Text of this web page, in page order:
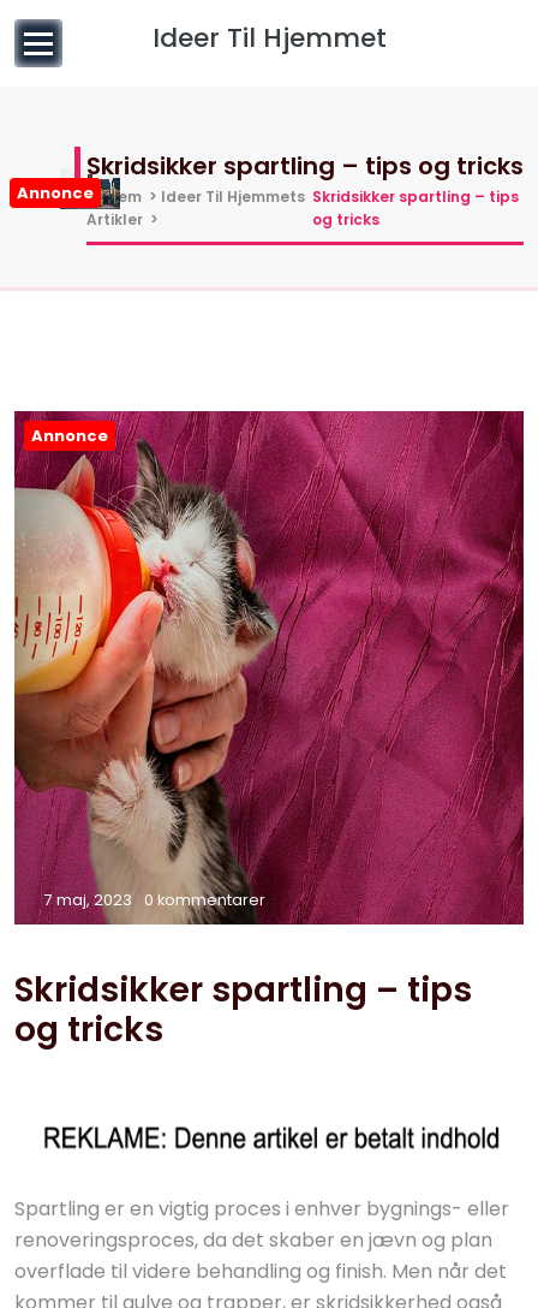
indhold
Ideer Til Hjemmet
Annonce
Skridsikker spartling – tips og tricks
Hjem > Ideer Til Hjemmets
Artikler >
Skridsikker spartling – tips
og tricks
Annonce
7 maj, 2023 0 kommentarer
Skridsikker spartling – tips
og tricks
Spartling er en vigtig proces i enhver bygnings- eller
renoveringsproces, da det skaber en jævn og plan
overflade til videre behandling og finish. Men når det